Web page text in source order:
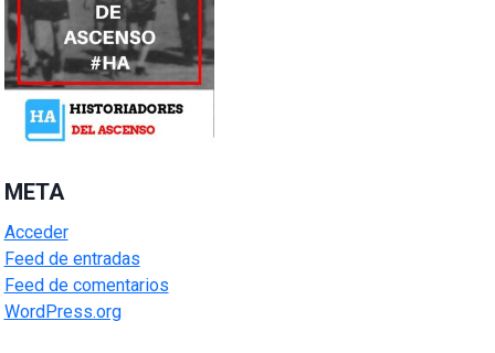
META
Acceder
Feed de entradas
Feed de comentarios
WordPress.org